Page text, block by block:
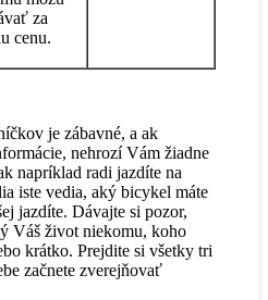
za
cenu.
je zábavné, a ak
nehrozí Vám žiadne
napríklad radi jazdíte na
iste vedia, aký bicykel máte
jazdíte. Dávajte si pozor,
Váš život niekomu, koho
krátko. Prejdite si všetky tri
začnete zverejňovať